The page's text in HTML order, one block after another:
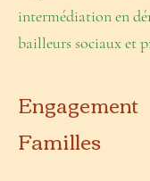
intermédiation en
bailleurs sociaux et
Engagement
Familles